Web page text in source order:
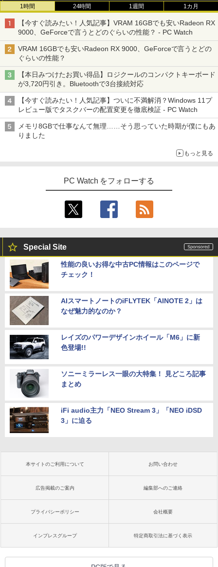
1時間 24時間 1週間 1カ月
【今すぐ読みたい！人気記事】VRAM 16GBでも安いRadeon RX
9000、GeForceで言うとどのぐらいの性能？ - PC Watch
VRAM 16GBでも安いRadeon RX 9000、GeForceで言うとどの
ぐらいの性能？
【本日みつけたお買い得品】ロジクールのコンパクトキーボード
が3,720円引き。Bluetoothで3台接続対応
【今すぐ読みたい！人気記事】ついに不満解消？Windows 11プ
レビュー版でタスクバーの配置変更を徹底検証 - PC Watch
メモリ8GBで仕事なんて無理……そう思っていた時期が僕にもあ
りました
もっと見る
PC Watch をフォローする
Special Site
性能の良いお得な中古PC情報はこのページで
チェック！
AIスマートノートのiFLYTEK「AINOTE 2」は
なぜ魅力的なのか？
レイズのパワーデザインホイール「M6」に新
色登場!!
ソニーミラーレス一眼の大特集！ 見どころ記事
まとめ
iFi audio主力「NEO Stream 3」「NEO iDSD
3」に迫る
本サイトのご利用について お問い合わせ
広告掲載のご案内 編集部へのご連絡
プライバシーポリシー 会社概要
インプレスグループ 特定商取引法に基づく表示